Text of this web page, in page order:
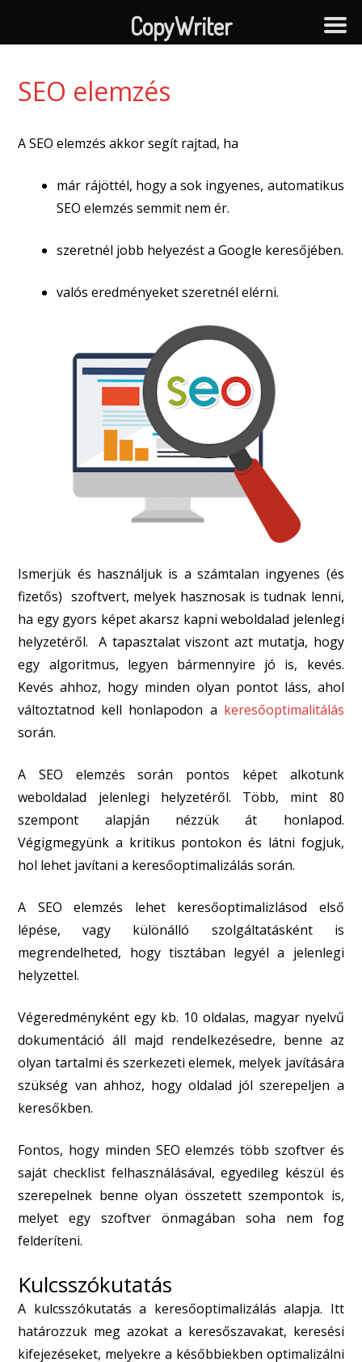
SEO elemzés
A SEO elemzés akkor segít rajtad, ha
már rájöttél, hogy a sok ingyenes, automatikus
SEO elemzés semmit nem ér.
szeretnél jobb helyezést a Google keresőjében.
valós eredményeket szeretnél elérni.
Ismerjük és használjuk is a számtalan ingyenes (és
fizetős) szoftvert, melyek hasznosak is tudnak lenni,
ha egy gyors képet akarsz kapni weboldalad jelenlegi
helyzetéről. A tapasztalat viszont azt mutatja, hogy
egy algoritmus, legyen bármennyire jó is, kevés.
Kevés ahhoz, hogy minden olyan pontot láss, ahol
változtatnod kell honlapodon a keresőoptimalitálás
során.
A SEO elemzés során pontos képet alkotunk
weboldalad jelenlegi helyzetéről. Több, mint 80
szempont alapján nézzük át honlapod.
Végigmegyünk a kritikus pontokon és látni fogjuk,
hol lehet javítani a keresőoptimalizálás során.
A SEO elemzés lehet keresőoptimalizlásod első
lépése, vagy különálló szolgáltatásként is
megrendelheted, hogy tisztában legyél a jelenlegi
helyzettel.
Végeredményként egy kb. 10 oldalas, magyar nyelvű
dokumentáció áll majd rendelkezésedre, benne az
olyan tartalmi és szerkezeti elemek, melyek javítására
szükség van ahhoz, hogy oldalad jól szerepeljen a
keresőkben.
Fontos, hogy minden SEO elemzés több szoftver és
saját checklist felhasználásával, egyedileg készül és
szerepelnek benne olyan összetett szempontok is,
melyet egy szoftver önmagában soha nem fog
felderíteni.
Kulcsszókutatás
A kulcsszókutatás a keresőoptimalizálás alapja. Itt
határozzuk meg azokat a keresőszavakat, keresési
kifejezéseket, melyekre a későbbiekben optimalizálni
CopyWriter